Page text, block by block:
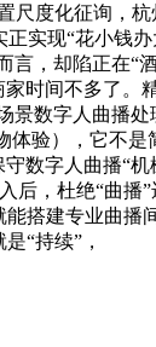
尺度化征询，
实现“花小钱
，却陷正在“
时间不多了。
景数字人曲播
验），它不是
数字人曲播“
后，杜绝“曲播
搭建专业曲播
“持续”，